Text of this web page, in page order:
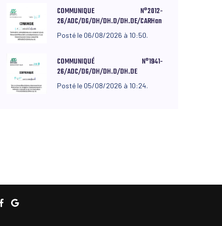
COMMUNIQUE N°2012-
26/ADC/DG/DH/DH.D/DH.DE/CARHan
Posté le 06/08/2026 à 10:50.
COMMUNIQUÉ N°1941-
26/ADC/DG/DH/DH.D/DH.DE
Posté le 05/08/2026 à 10:24.